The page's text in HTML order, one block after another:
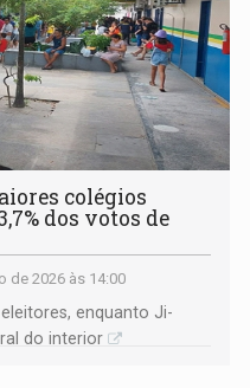
colégios
dos votos de
de 2026 às 14:00
enquanto Ji-
do interior